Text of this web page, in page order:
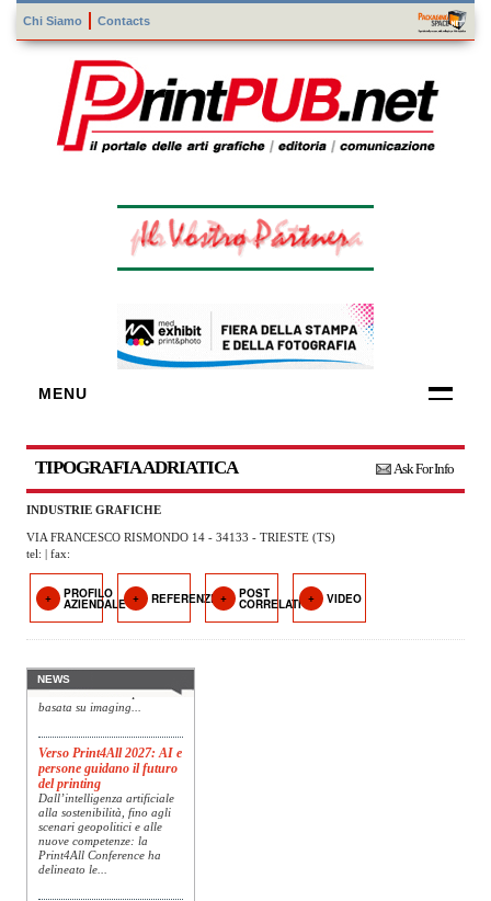
Chi Siamo Contacts
MENU
ZOOM
TEMATICI
Ask For Info
TIPOGRAFIA ADRIATICA
INDUSTRIE GRAFICHE
VIA FRANCESCO RISMONDO 14 - 34133 - TRIESTE (TS)
tel: | fax:
PROFILO
AZIENDALE REFERENZE POST
CORRELATI VIDEO
NEWS
Konica Minolta presenta
presenta Specim RETEX,
una soluzione completa
basata su imaging...
Verso Print4All 2027: AI e
persone guidano il futuro
del printing
Dall’intelligenza artificiale
alla sostenibilità, fino agli
scenari geopolitici e alle
nuove competenze: la
Print4All Conference ha
delineato le...